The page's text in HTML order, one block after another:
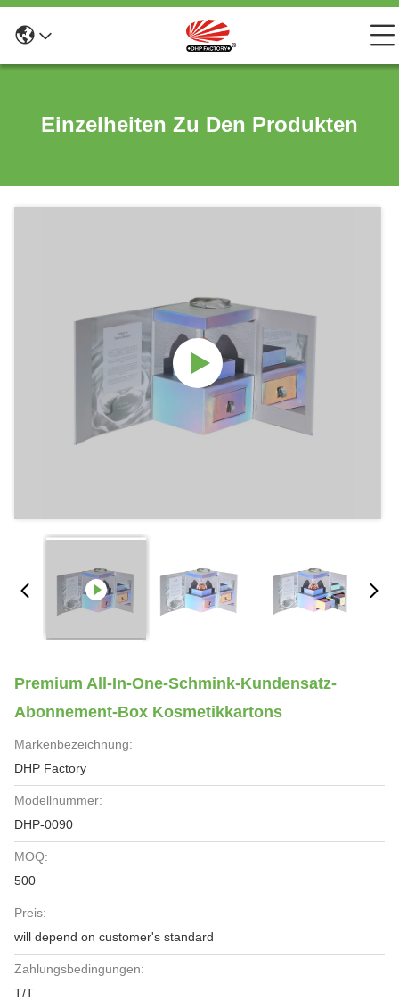
Einzelheiten Zu Den Produkten
Premium All-In-One-Schmink-Kundensatz-
Abonnement-Box Kosmetikkartons
Markenbezeichnung:
DHP Factory
Modellnummer:
DHP-0090
MOQ:
500
Preis:
will depend on customer's standard
Zahlungsbedingungen:
T/T